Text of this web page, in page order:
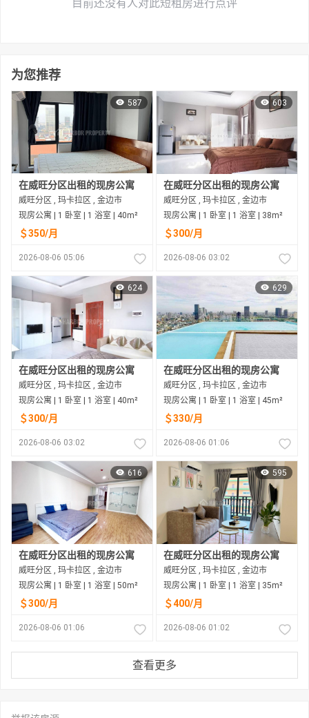
目前还没有人对此短租房进行点评
为您推荐
587
在威旺分区出租的现房公寓
威旺分区 , 玛卡拉区 , 金边市
现房公寓 | 1 卧室 | 1 浴室 | 40m²
＄350/月
2026-08-06 05:06
603
在威旺分区出租的现房公寓
威旺分区 , 玛卡拉区 , 金边市
现房公寓 | 1 卧室 | 1 浴室 | 38m²
＄300/月
2026-08-06 03:02
624
在威旺分区出租的现房公寓
威旺分区 , 玛卡拉区 , 金边市
现房公寓 | 1 卧室 | 1 浴室 | 40m²
＄300/月
2026-08-06 03:02
629
在威旺分区出租的现房公寓
威旺分区 , 玛卡拉区 , 金边市
现房公寓 | 1 卧室 | 1 浴室 | 45m²
＄330/月
2026-08-06 01:06
616
在威旺分区出租的现房公寓
威旺分区 , 玛卡拉区 , 金边市
现房公寓 | 1 卧室 | 1 浴室 | 50m²
＄300/月
2026-08-06 01:06
595
在威旺分区出租的现房公寓
威旺分区 , 玛卡拉区 , 金边市
现房公寓 | 1 卧室 | 1 浴室 | 35m²
＄400/月
2026-08-06 01:02
查看更多